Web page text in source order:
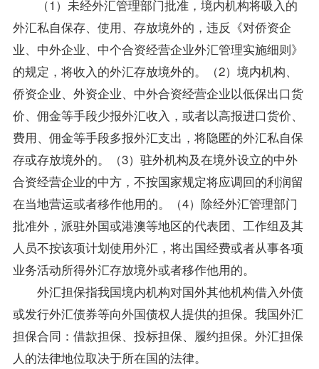
（1）未经外汇管理部门批准，境内机构将吸入的
外汇私自保存、使用、存放境外的，违反《对侨资企
业、中外企业、中个合资经营企业外汇管理实施细则》
的规定，将收入的外汇存放境外的。（2）境内机构、
侨资企业、外资企业、中外合资经营企业以低保出口货
价、佣金等手段少报外汇收入，或者以高报进口货价、
费用、佣金等手段多报外汇支出，将隐匿的外汇私自保
存或存放境外的。（3）驻外机构及在境外设立的中外
合资经营企业的中方，不按国家规定将应调回的利润留
在当地营运或者移作他用的。（4）除经外汇管理部门
批准外，派驻外国或港澳等地区的代表团、工作组及其
人员不按该项计划使用外汇，将出国经费或者从事各项
业务活动所得外汇存放境外或者移作他用的。
外汇担保指我国境内机构对国外其他机构借入外债
或发行外汇债券等向外国债权人提供的担保。我国外汇
担保合同：借款担保、投标担保、履约担保。外汇担保
人的法律地位取决于所在国的法律。